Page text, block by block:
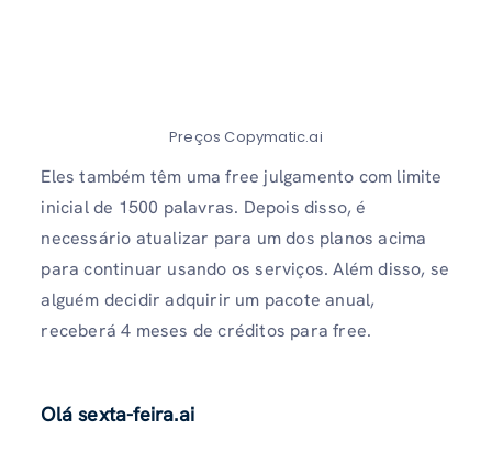
Preços Copymatic.ai
Eles também têm uma free julgamento com limite
inicial de 1500 palavras. Depois disso, é
necessário atualizar para um dos planos acima
para continuar usando os serviços. Além disso, se
alguém decidir adquirir um pacote anual,
receberá 4 meses de créditos para free.
Olá sexta-feira.ai